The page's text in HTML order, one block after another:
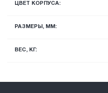
ЦВЕТ КОРПУСА:
РАЗМЕРЫ, ММ:
ВЕС, КГ: